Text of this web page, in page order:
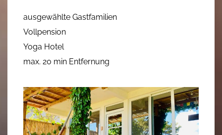
ausgewählte Gastfamilien
Vollpension
Yoga Hotel
max. 20 min Entfernung